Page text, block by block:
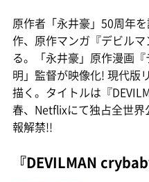
原作者「永井豪」50周年
作、原作マンガ『デビル
る。「永井豪」原作漫画
明」監督が映像化! 現代版
描く。タイトルは『
春、Netflixにて独占全世
報解禁!!
『DEVILMAN